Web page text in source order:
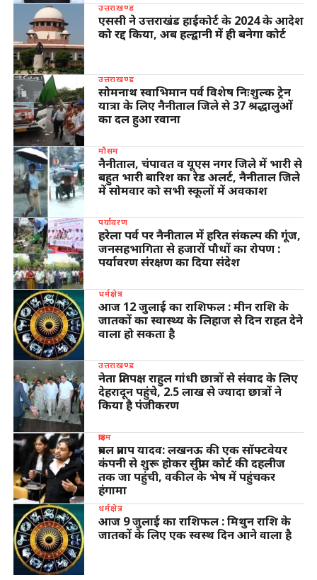
उत्तराखण्ड
एससी ने उत्तराखंड हाईकोर्ट के 2024 के आदेश
को रद्द किया, अब हल्द्वानी में ही बनेगा कोर्ट
उत्तराखण्ड
सोमनाथ स्वाभिमान पर्व विशेष निःशुल्क ट्रेन
यात्रा के लिए नैनीताल जिले से 37 श्रद्धालुओं
का दल हुआ रवाना
मौसम
नैनीताल, चंपावत व यूएस नगर जिले में भारी से
बहुत भारी बारिश का रेड अलर्ट, नैनीताल जिले
में सोमवार को सभी स्कूलों में अवकाश
पर्यावरण
हरेला पर्व पर नैनीताल में हरित संकल्प की गूंज,
जनसहभागिता से हजारों पौधों का रोपण :
पर्यावरण संरक्षण का दिया संदेश
धर्मक्षेत्र
आज 12 जुलाई का राशिफल : मीन राशि के
जातकों का स्वास्थ्य के लिहाज से दिन राहत देने
वाला हो सकता है
उत्तराखण्ड
नेता प्रतिपक्ष राहुल गांधी छात्रों से संवाद के लिए
देहरादून पहुंचे, 2.5 लाख से ज्यादा छात्रों ने
किया है पंजीकरण
क्राइम
प्रबल प्रताप यादव: लखनऊ की एक सॉफ्टवेयर
कंपनी से शुरू होकर सुप्रीम कोर्ट की दहलीज
तक जा पहुंची, वकील के भेष में पहुंचकर
हंगामा
धर्मक्षेत्र
आज 9 जुलाई का राशिफल : मिथुन राशि के
जातकों के लिए एक स्वस्थ दिन आने वाला है